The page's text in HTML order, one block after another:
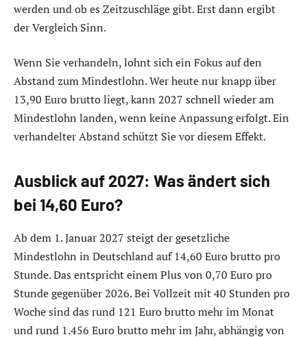
werden und ob es Zeitzuschläge gibt. Erst dann ergibt
der Vergleich Sinn.
Wenn Sie verhandeln, lohnt sich ein Fokus auf den
Abstand zum Mindestlohn. Wer heute nur knapp über
13,90 Euro brutto liegt, kann 2027 schnell wieder am
Mindestlohn landen, wenn keine Anpassung erfolgt. Ein
verhandelter Abstand schützt Sie vor diesem Effekt.
Ausblick auf 2027: Was ändert sich
bei 14,60 Euro?
Ab dem 1. Januar 2027 steigt der gesetzliche
Mindestlohn in Deutschland auf 14,60 Euro brutto pro
Stunde. Das entspricht einem Plus von 0,70 Euro pro
Stunde gegenüber 2026. Bei Vollzeit mit 40 Stunden pro
Woche sind das rund 121 Euro brutto mehr im Monat
und rund 1.456 Euro brutto mehr im Jahr, abhängig von